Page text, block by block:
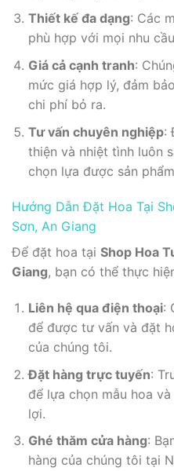
Thiết kế đa dạng: Các
phù hợp với mọi nhu
Giá cả cạnh tranh:
mức giá hợp lý, đảm
chi phí bỏ ra.
Tư vấn chuyên nghiệp:
thiện và nhiệt tình luôn
chọn lựa được sản
Hướng Dẫn Đặt Hoa Tại
Sơn, An Giang
Để đặt hoa tại Shop Hoa
Giang, bạn có thể thực
Liên hệ qua điện thoại:
để được tư vấn và đặt
của chúng tôi.
Đặt hàng trực tuyến:
để lựa chọn mẫu hoa
lợi.
Ghé thăm cửa hàng:
hàng của chúng tôi tại